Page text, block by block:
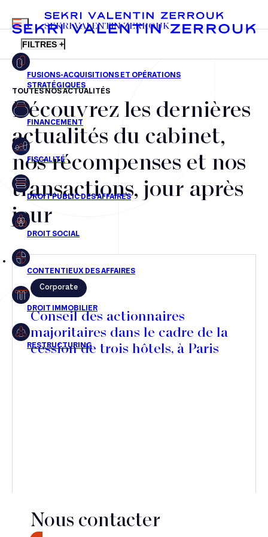
FR EN
MENU
SEKRI VALENTIN ZERROUK
FILTRES +
Fusions-acquisitions et opérations stratégiques
Financement
Fiscalité
Droit public des affaires
Droit social
Droit immobilier
Restructuring
Article
TOUTES NOS ACTUALITÉS
Découvrez les dernières
actualités du cabinet,
nos récompenses et nos
transactions, jour après
jour
Corporate
Conseil des actionnaires
majoritaires dans le cadre de la
cession de trois hôtels, à Paris
Nous contacter